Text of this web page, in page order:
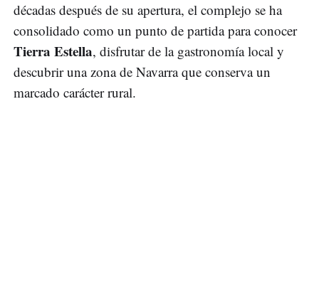
décadas después de su apertura, el complejo se ha
consolidado como un punto de partida para conocer
Tierra Estella, disfrutar de la gastronomía local y
descubrir una zona de Navarra que conserva un
marcado carácter rural.